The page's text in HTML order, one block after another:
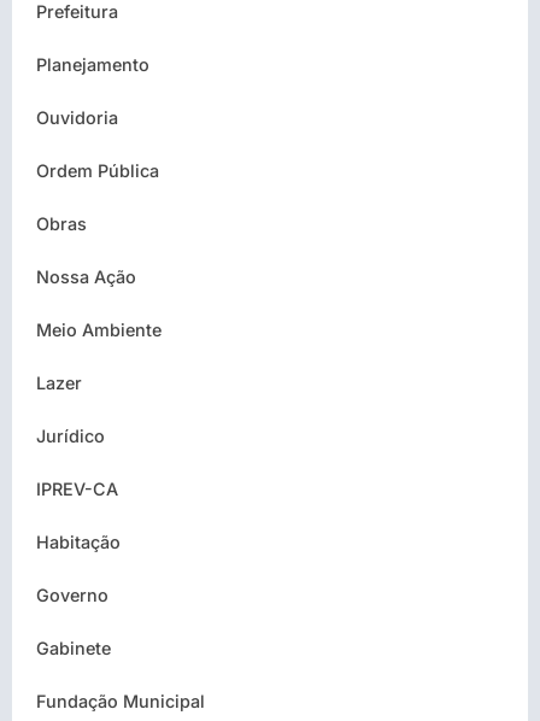
Prefeitura
Planejamento
Ouvidoria
Ordem Pública
Obras
Nossa Ação
Meio Ambiente
Lazer
Jurídico
IPREV-CA
Habitação
Governo
Gabinete
Fundação Municipal